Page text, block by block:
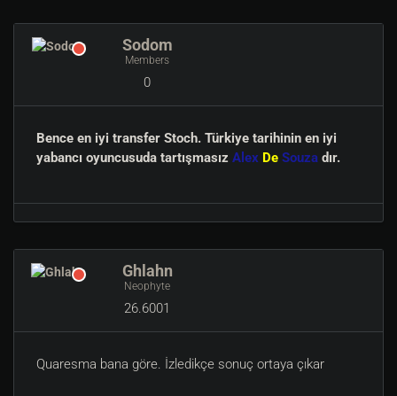
Sodom
Members
0
Bence en iyi transfer Stoch. Türkiye tarihinin en iyi
yabancı oyuncusuda tartışmasız Alex De Souza dır.
Ghlahn
Neophyte
26.6001
Quaresma bana göre. İzledikçe sonuç ortaya çıkar